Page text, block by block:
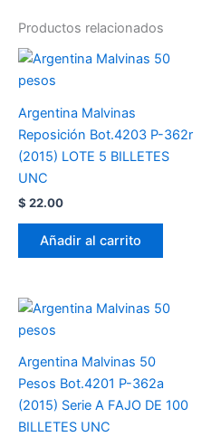
Productos relacionados
Argentina Malvinas
Reposición Bot.4203 P-362r
(2015) LOTE 5 BILLETES
UNC
$ 22.00
Añadir al carrito
Argentina Malvinas 50
Pesos Bot.4201 P-362a
(2015) Serie A FAJO DE 100
BILLETES UNC